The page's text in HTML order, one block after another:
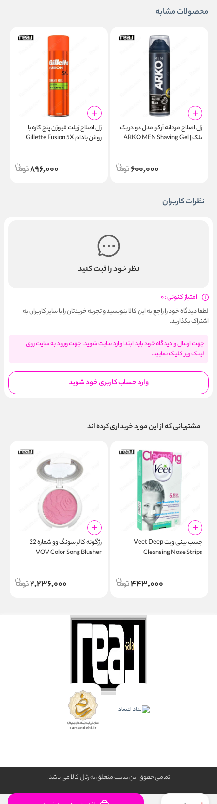
محصولات مشابه
ژل اصلاح مردانه آرکو مدل دو در یک
بلک | ARKO MEN Shaving Gel
600,000
ژل اصلاح ژیلت فیوژن پنج کاره با
روغن بادام Gillette Fusion 5X
896,000
نظرات کاربران
نظر خود را ثبت کنید
امتیاز کنونی : 0
لطفا دیدگاه خود را راجع به این کالا بنویسید و تجربه خریدتان را با سایر کاربران به
اشتراک بگذارید.
جهت ارسال و دیدگاه خود باید ابتدا وارد سایت شوید. جهت ورود به سایت روی
لینک زیر کلیک نمایید.
وارد حساب کاربری خود شوید
مشتریانی که از این مورد خریداری کرده اند
چسب بینی ویت Veet Deep
Cleansing Nose Strips
443,000
رژگونه کالر سونگ وو شماره 22
VOV Color Song Blusher
2,236,000
تمامی حقوق این سایت متعلق به رئال كالا می باشد.